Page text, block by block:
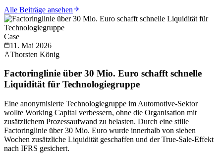
Alle Beiträge ansehen
Case
11. Mai 2026
Thorsten König
Factoringlinie über 30 Mio. Euro schafft schnelle
Liquidität für Technologiegruppe
Eine anonymisierte Technologiegruppe im Automotive-Sektor
wollte Working Capital verbessern, ohne die Organisation mit
zusätzlichem Prozessaufwand zu belasten. Durch eine stille
Factoringlinie über 30 Mio. Euro wurde innerhalb von sieben
Wochen zusätzliche Liquidität geschaffen und der True-Sale-Effekt
nach IFRS gesichert.